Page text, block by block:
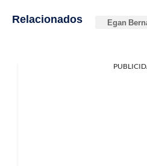
Relacionados Egan